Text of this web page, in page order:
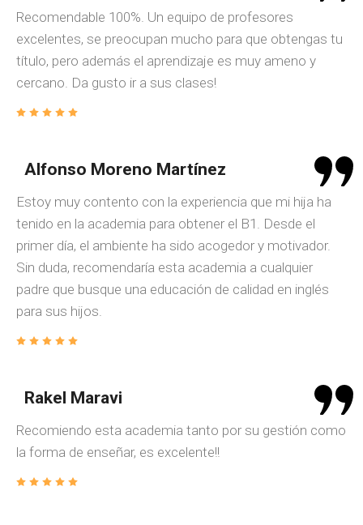
Recomendable 100%. Un equipo de profesores
excelentes, se preocupan mucho para que obtengas tu
título, pero además el aprendizaje es muy ameno y
cercano. Da gusto ir a sus clases!
Estoy muy contento con la experiencia que mi hija ha
tenido en la academia para obtener el B1. Desde el
primer día, el ambiente ha sido acogedor y motivador.
Sin duda, recomendaría esta academia a cualquier
padre que busque una educación de calidad en inglés
para sus hijos.
Alfonso Moreno Martínez
Recomiendo esta academia tanto por su gestión como
la forma de enseñar, es excelente!!
Rakel Maravi